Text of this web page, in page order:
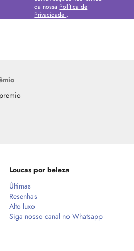
da nossa Política de
Privacidade .
Loucas por beleza
Últimas
Resenhas
Alto luxo
Siga nosso canal no Whatsapp